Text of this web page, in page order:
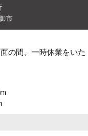
市
の間、一時休業をいた